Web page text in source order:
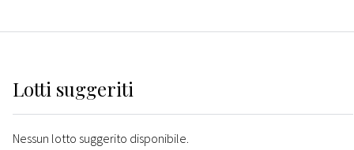
Lotti suggeriti
Nessun lotto suggerito disponibile.